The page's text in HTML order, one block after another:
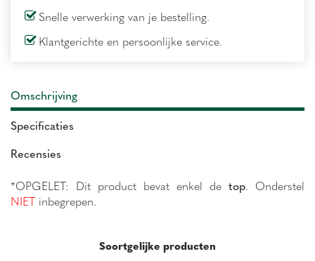
Snelle verwerking van je bestelling.
Klantgerichte en persoonlijke service.
Omschrijving
Specificaties
Recensies
*OPGELET: Dit product bevat enkel de top. Onderstel
NIET inbegrepen.
Soortgelijke producten